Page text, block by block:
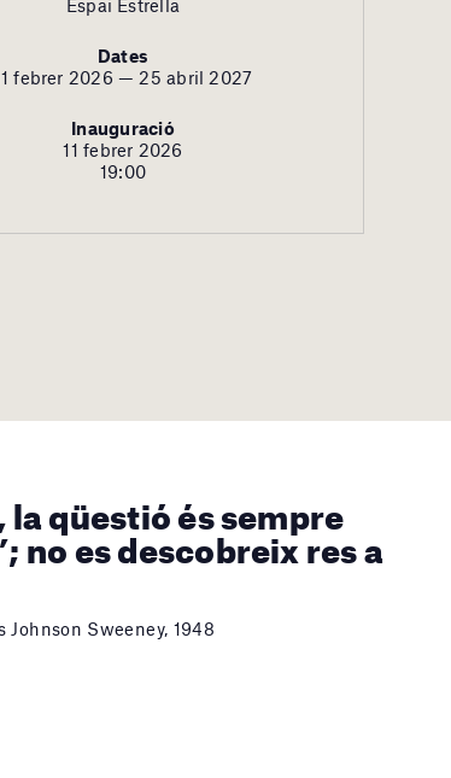
Espai Estrella
Dates
febrer 2026 — 25 abril 2027
Inauguració
11 febrer 2026
19:00
la qüestió és sempre
no es descobreix res a
Johnson Sweeney, 1948